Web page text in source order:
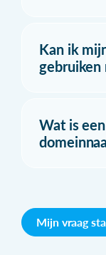
Kan ik
gebruiken
Wat is
Mijn vraag